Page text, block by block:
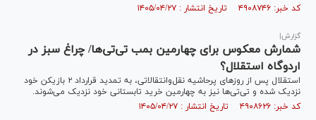
کد خبر: ۴۹۰۸۷۴۶ تاریخ انتشار : ۱۴۰۵/۰۴/۲۷
گزارش|
شمارش معکوس برای چهارمین بمب تی‌تی‌ها/ چراغ سبز در
اردوگاه استقلال؟
استقلال پس از روز‌های پرحاشیه نقل‌وانتقالاتی، به تمدید قرارداد ۲ بازیکن خود
نزدیک شده و تی‌تی‌ها نیز به چهارمین خرید تابستانی خود نزدیک می‌شوند.
کد خبر: ۴۹۰۸۶۲۶ تاریخ انتشار : ۱۴۰۵/۰۴/۲۷